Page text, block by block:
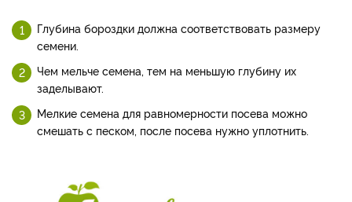
Глубина бороздки должна соответствовать размеру
семени.
Чем мельче семена, тем на меньшую глубину их
заделывают.
Мелкие семена для равномерности посева можно
смешать с песком, после посева нужно уплотнить.